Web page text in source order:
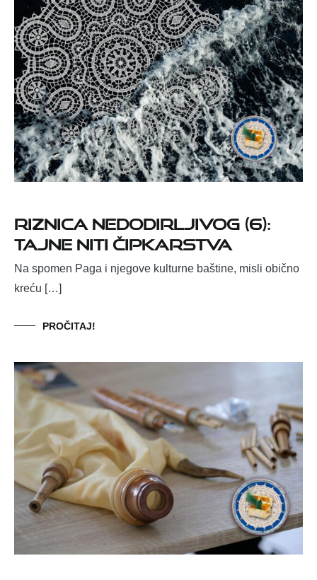
Riznica nedodirljivog (6):
Tajne niti čipkarstva
Na spomen Paga i njegove kulturne baštine, misli obično
kreću […]
PROČITAJ!